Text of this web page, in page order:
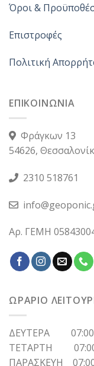
Όροι &
Επιστροφές
Πολιτική
ΕΠΙΚΟΙΝΩΝΙΑ
Φράγκων 13
54626,
2310 518761
Αρ. ΓΕΜΗ
ΩΡΑΡΙΟ
ΔΕΥΤΕΡΑ
ΤΕΤΑΡΤΗ
ΠΑΡΑΣΚΕΥΗ